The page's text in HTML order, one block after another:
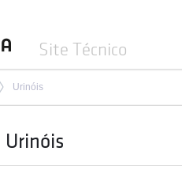
Site Técnico
Urinóis
Urinóis